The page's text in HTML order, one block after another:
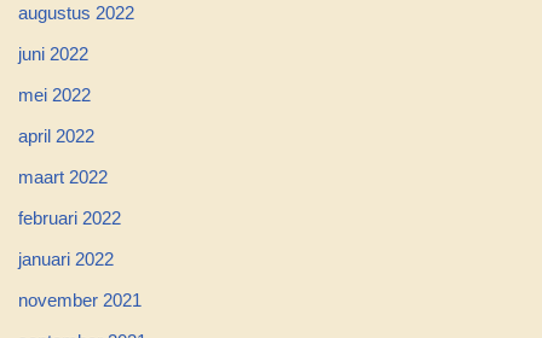
augustus 2022
juni 2022
mei 2022
april 2022
maart 2022
februari 2022
januari 2022
november 2021